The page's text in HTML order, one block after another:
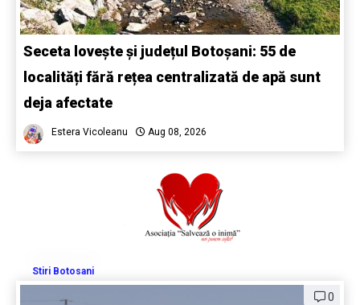
Seceta lovește și județul Botoșani: 55 de
localități fără rețea centralizată de apă sunt
deja afectate
Estera Vicoleanu Aug 08, 2026
Stiri Botosani
0